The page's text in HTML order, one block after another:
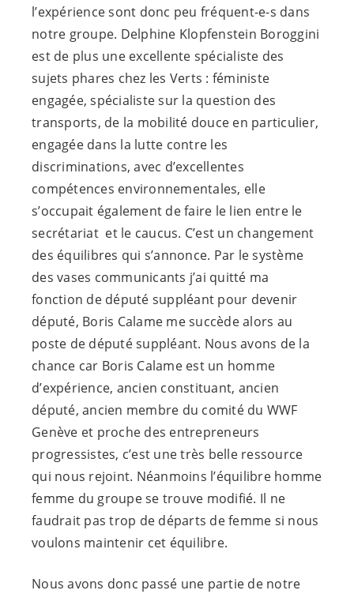
l’expérience sont donc peu fréquent-e-s dans
notre groupe. Delphine Klopfenstein Boroggini
est de plus une excellente spécialiste des
sujets phares chez les Verts : féministe
engagée, spécialiste sur la question des
transports, de la mobilité douce en particulier,
engagée dans la lutte contre les
discriminations, avec d’excellentes
compétences environnementales, elle
s’occupait également de faire le lien entre le
secrétariat et le caucus. C’est un changement
des équilibres qui s’annonce. Par le système
des vases communicants j’ai quitté ma
fonction de député suppléant pour devenir
député, Boris Calame me succède alors au
poste de député suppléant. Nous avons de la
chance car Boris Calame est un homme
d’expérience, ancien constituant, ancien
député, ancien membre du comité du WWF
Genève et proche des entrepreneurs
progressistes, c’est une très belle ressource
qui nous rejoint. Néanmoins l’équilibre homme
femme du groupe se trouve modifié. Il ne
faudrait pas trop de départs de femme si nous
voulons maintenir cet équilibre.
Nous avons donc passé une partie de notre